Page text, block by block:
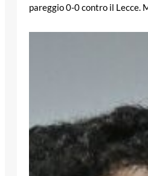
pareggio 0-0 contro il Lecce.